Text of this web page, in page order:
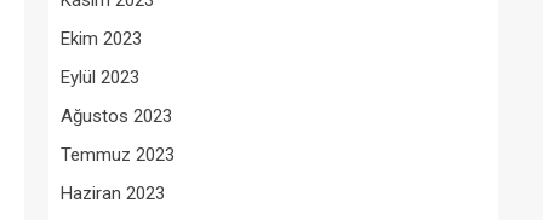
Ekim 2023
Eylül 2023
Ağustos 2023
Temmuz 2023
Haziran 2023